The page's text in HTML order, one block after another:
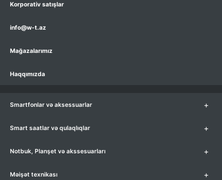
Korporativ satışlar
info@w-t.az
Mağazalarımız
Haqqımızda
Smartfonlar və aksessuarlar +
Smart saatlar və qulaqlıqlar +
Notbuk, Planşet və akssesuarları +
Məişət texnikası +